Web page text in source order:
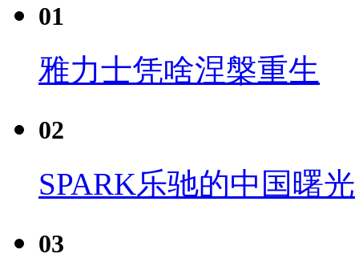
01
雅力士凭啥涅槃重生
02
SPARK乐驰的中国曙光
03